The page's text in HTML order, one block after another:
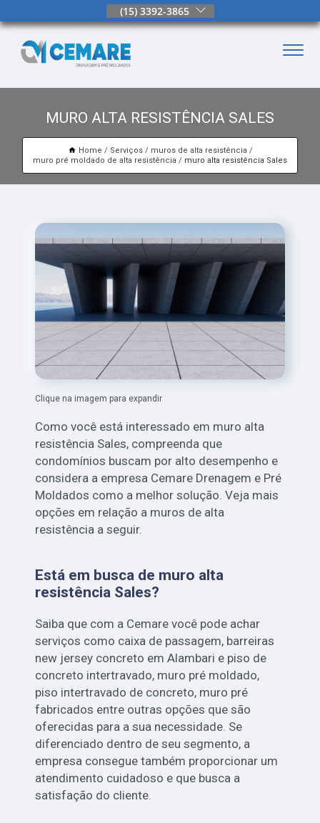
(15) 3392-3865
MURO ALTA RESISTÊNCIA SALES
Home Serviços
muros de alta resistência
muro pré moldado de alta resistência
muro alta resistência Sales
Clique na imagem para expandir
Como você está interessado em muro alta
resistência Sales, compreenda que
condomínios buscam por alto desempenho e
considera a empresa Cemare Drenagem e Pré
Moldados como a melhor solução. Veja mais
opções em relação a muros de alta
resistência a seguir.
Está em busca de muro alta
resistência Sales?
Saiba que com a Cemare você pode achar
serviços como caixa de passagem, barreiras
new jersey concreto em Alambari e piso de
concreto intertravado, muro pré moldado,
piso intertravado de concreto, muro pré
fabricados entre outras opções que são
oferecidas para a sua necessidade. Se
diferenciado dentro de seu segmento, a
empresa consegue também proporcionar um
atendimento cuidadoso e que busca a
satisfação do cliente.